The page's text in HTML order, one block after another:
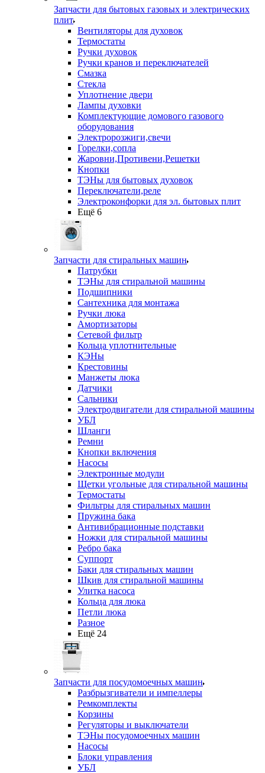
Запчасти для бытовых газовых и электрических
плит
Вентиляторы для духовок
Термостаты
Ручки духовок
Ручки кранов и переключателей
Смазка
Стекла
Уплотнение двери
Лампы духовки
Комплектующие домового газового
оборудования
Электророзжиги,свечи
Горелки,сопла
Жаровни,Противени,Решетки
Кнопки
ТЭНы для бытовых духовок
Переключатели,реле
Электроконфорки для эл. бытовых плит
Ещё 6
Запчасти для стиральных машин
Патрубки
ТЭНы для стиральной машины
Подшипники
Сантехника для монтажа
Ручки люка
Амортизаторы
Сетевой фильтр
Кольца уплотнительные
КЭНы
Крестовины
Манжеты люка
Датчики
Сальники
Электродвигатели для стиральной машины
УБЛ
Шланги
Ремни
Кнопки включения
Насосы
Электронные модули
Щетки угольные для стиральной машины
Термостаты
Фильтры для стиральных машин
Пружина бака
Антивибрационные подставки
Ножки для стиральной машины
Ребро бака
Суппорт
Баки для стиральных машин
Шкив для стиральной машины
Улитка насоса
Кольца для люка
Петли люка
Разное
Ещё 24
Запчасти для посудомоечных машин
Разбрызгиватели и импеллеры
Ремкомплекты
Корзины
Регуляторы и выключатели
ТЭНы посудомоечных машин
Насосы
Блоки управления
УБЛ